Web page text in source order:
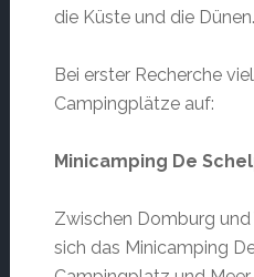
die Küste und die Dünen.
Bei erster Recherche
Campingplätze auf:
Minicamping De
Zwischen Domburg
sich das Minicamping